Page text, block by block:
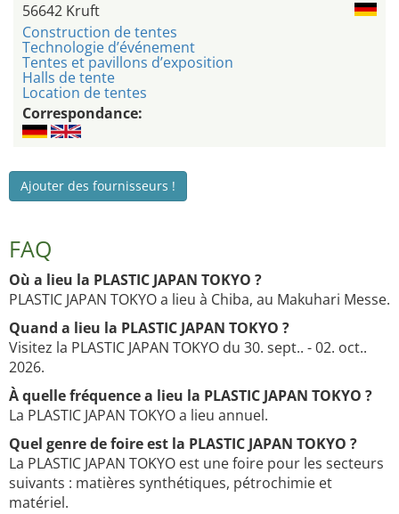
56642 Kruft
Construction de tentes
Technologie d’événement
Tentes et pavillons d’exposition
Halls de tente
Location de tentes
Correspondance:
Ajouter des fournisseurs !
FAQ
Où a lieu la PLASTIC JAPAN TOKYO ?
PLASTIC JAPAN TOKYO a lieu à Chiba, au Makuhari Messe.
Quand a lieu la PLASTIC JAPAN TOKYO ?
Visitez la PLASTIC JAPAN TOKYO du 30. sept.. - 02. oct..
2026.
À quelle fréquence a lieu la PLASTIC JAPAN TOKYO ?
La PLASTIC JAPAN TOKYO a lieu annuel.
Quel genre de foire est la PLASTIC JAPAN TOKYO ?
La PLASTIC JAPAN TOKYO est une foire pour les secteurs
suivants : matières synthétiques, pétrochimie et
matériel.